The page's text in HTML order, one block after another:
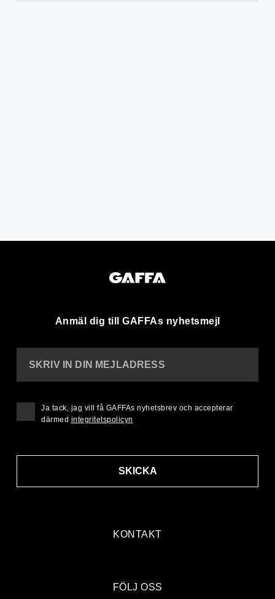
Anmäl dig till GAFFAs nyhetsmejl
KONTAKT
SKRIV IN DIN MEJLADRESS
SKICKA
Ja tack, jag vill få GAFFAs nyhetsbrev och accepterar
därmed integritetspolicyn
FÖLJ OSS